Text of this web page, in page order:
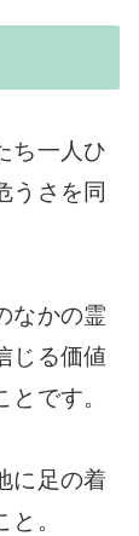
ち一人ひ
うさを同
なかの霊
じる価値
です。
に足の着
。